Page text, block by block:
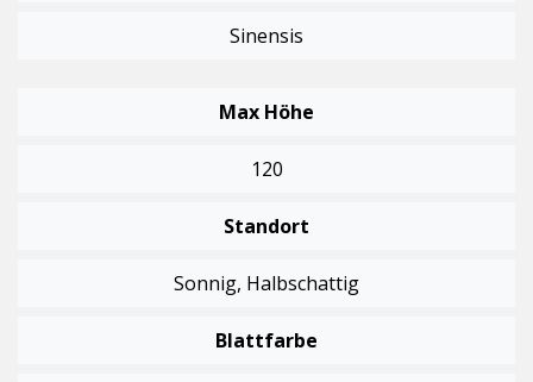
Sinensis
Max Höhe
120
Standort
Sonnig, Halbschattig
Blattfarbe